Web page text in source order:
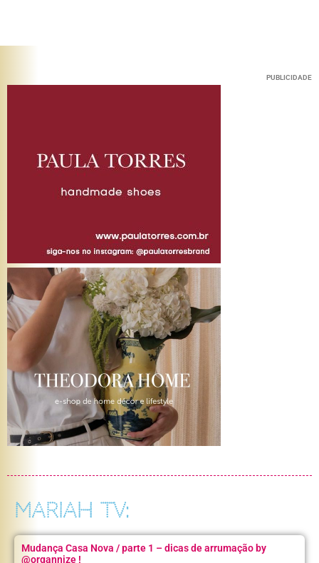
PUBLICIDADE
MARIAH TV:
Mudança Casa Nova / parte 1 – dicas de arrumação by
@organnize !